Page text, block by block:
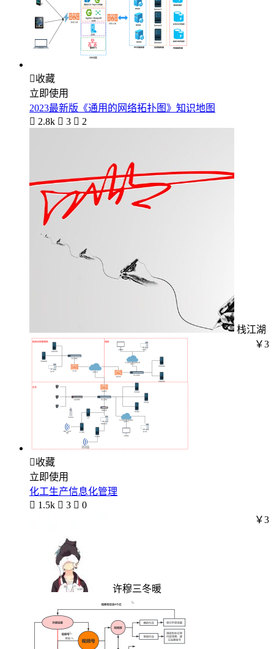
收藏
立即使用
2023最新版《通用的网络拓扑图》知识地图
 2.8k  3  2
栈江湖
￥3
收藏
立即使用
化工生产信息化管理
 1.5k  3  0
许穆三冬暖
￥3